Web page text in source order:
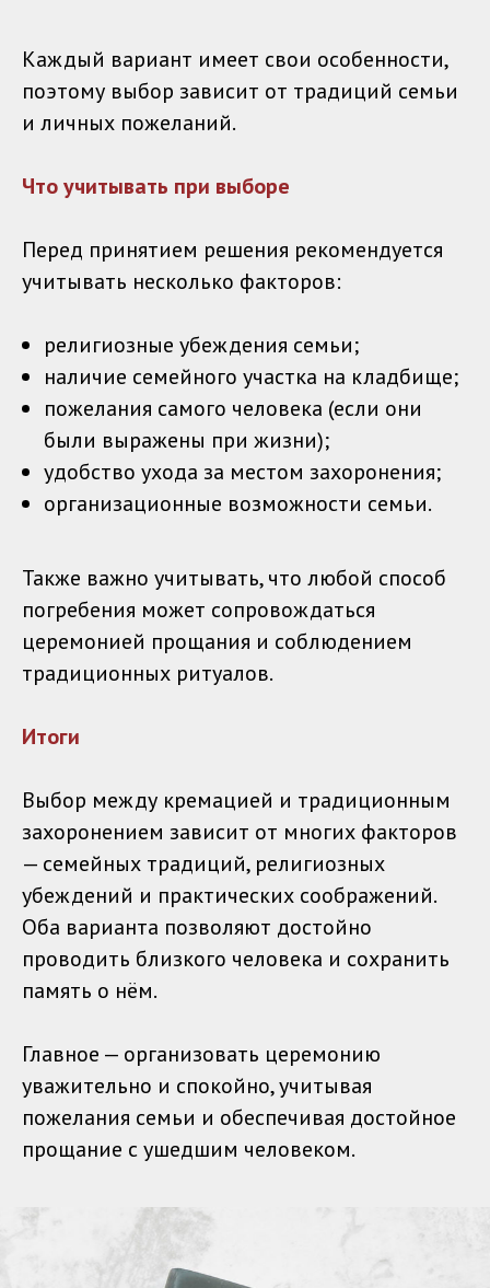
Каждый вариант имеет свои особенности,
поэтому выбор зависит от традиций семьи
и личных пожеланий.
Что учитывать при выборе
Перед принятием решения рекомендуется
учитывать несколько факторов:
религиозные убеждения семьи;
наличие семейного участка на кладбище;
пожелания самого человека (если они
были выражены при жизни);
удобство ухода за местом захоронения;
организационные возможности семьи.
Также важно учитывать, что любой способ
погребения может сопровождаться
церемонией прощания и соблюдением
традиционных ритуалов.
Итоги
Выбор между кремацией и традиционным
захоронением зависит от многих факторов
— семейных традиций, религиозных
убеждений и практических соображений.
Оба варианта позволяют достойно
проводить близкого человека и сохранить
память о нём.
Главное — организовать церемонию
уважительно и спокойно, учитывая
пожелания семьи и обеспечивая достойное
прощание с ушедшим человеком.